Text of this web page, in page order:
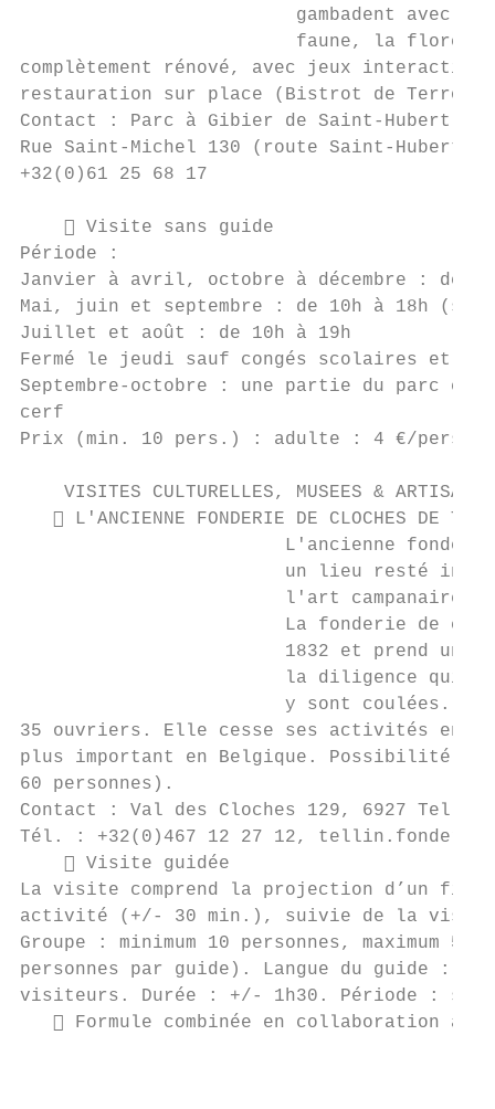
gambadent avec
faune, la flore
complètement rénové, avec jeux
restauration sur place (Bistrot de Terroir
Contact : Parc à Gibier de Saint-Hubert
Rue Saint-Michel 130 (route Saint-Hubert /
+32(0)61 25 68 17
     Visite sans guide
Période :
Janvier à avril, octobre à décembre : de
Mai, juin et septembre : de 10h à 18h
Juillet et août : de 10h à 19h
Fermé le jeudi sauf congés scolaires et
Septembre-octobre : une partie du parc
cerf
Prix (min. 10 pers.) : adulte : 4 €/
    VISITES CULTURELLES, MUSEES & ARTISANAT
 L'ANCIENNE FONDERIE DE CLOCHES DE
L'ancienne
un lieu resté
l'art campanaire
La fonderie de
1832 et prend un
la diligence qui
y sont coulées.
35 ouvriers. Elle cesse ses activités en
plus important en Belgique. Possibilité
60 personnes).
Contact : Val des Cloches 129, 6927 Tellin
Tél. : +32(0)467 12 27 12,
     Visite guidée
La visite comprend la projection d’un film
activité (+/- 30 min.), suivie de la visite
Groupe : minimum 10 personnes, maximum
personnes par guide). Langue du guide :
visiteurs. Durée : +/- 1h30. Période :
 Formule combinée en collaboration